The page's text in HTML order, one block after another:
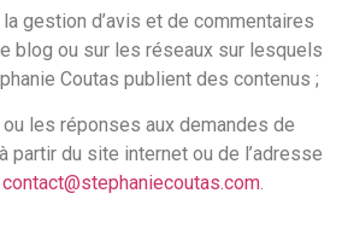
gestion d’avis et de commentaires
blog ou sur les réseaux sur lesquels
Coutas publient des contenus ;
les réponses aux demandes de
partir du site internet ou de l’adresse
contact@stephaniecoutas.com.